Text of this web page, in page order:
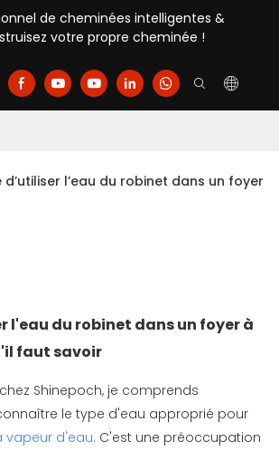
de cheminées intelligentes &
votre propre cheminée !
l’eau du robinet dans un foyer
l'eau du robinet dans un foyer à
faut savoir
Shinepoch, je comprends
le type d'eau approprié pour
vapeur d'eau. C'est une préoccupation